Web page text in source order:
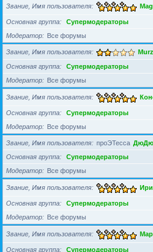
Звание, Имя пользователя Mag
Основная группа
Супермодераторы
Модератор
Все форумы
Звание, Имя пользователя
Основная группа
Супермодераторы
Модератор
Все форумы
Звание, Имя пользователя
Основная группа
Супермодераторы
Модератор
Все форумы
Звание, Имя пользователя проЭТесса
Основная группа
Супермодераторы
Модератор
Все форумы
Звание, Имя пользователя
Основная группа
Супермодераторы
Модератор
Все форумы
Звание, Имя пользователя
Основная группа Супермодераторы